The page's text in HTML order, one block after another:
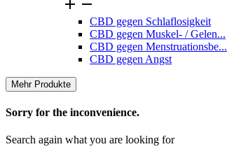
 
CBD gegen Schlaflosigkeit
CBD gegen Muskel- / Gelen...
CBD gegen Menstruationsbe...
CBD gegen Angst
Mehr Produkte
Sorry for the inconvenience.
Search again what you are looking for